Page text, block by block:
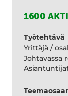
1600
Työtehtävä
Yrittäjä /
Johtavassa